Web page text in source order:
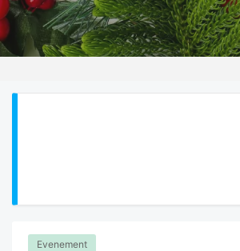
Evenement